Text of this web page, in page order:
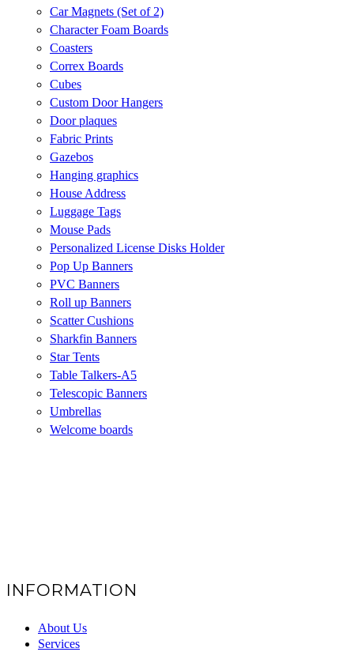
Car Magnets (Set of 2)
Character Foam Boards
Coasters
Correx Boards
Cubes
Custom Door Hangers
Door plaques
Fabric Prints
Gazebos
Hanging graphics
House Address
Luggage Tags
Mouse Pads
Personalized License Disks Holder
Pop Up Banners
PVC Banners
Roll up Banners
Scatter Cushions
Sharkfin Banners
Star Tents
Table Talkers-A5
Telescopic Banners
Umbrellas
Welcome boards
INFORMATION
About Us
Services